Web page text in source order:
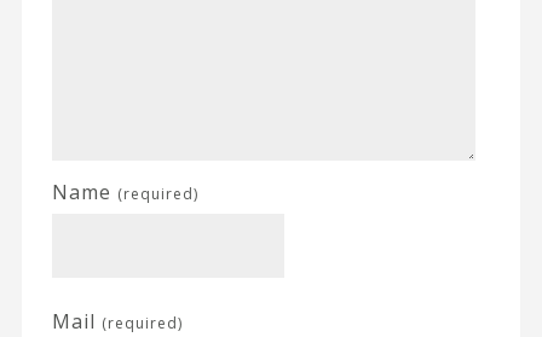
Name (required)
Mail (required)